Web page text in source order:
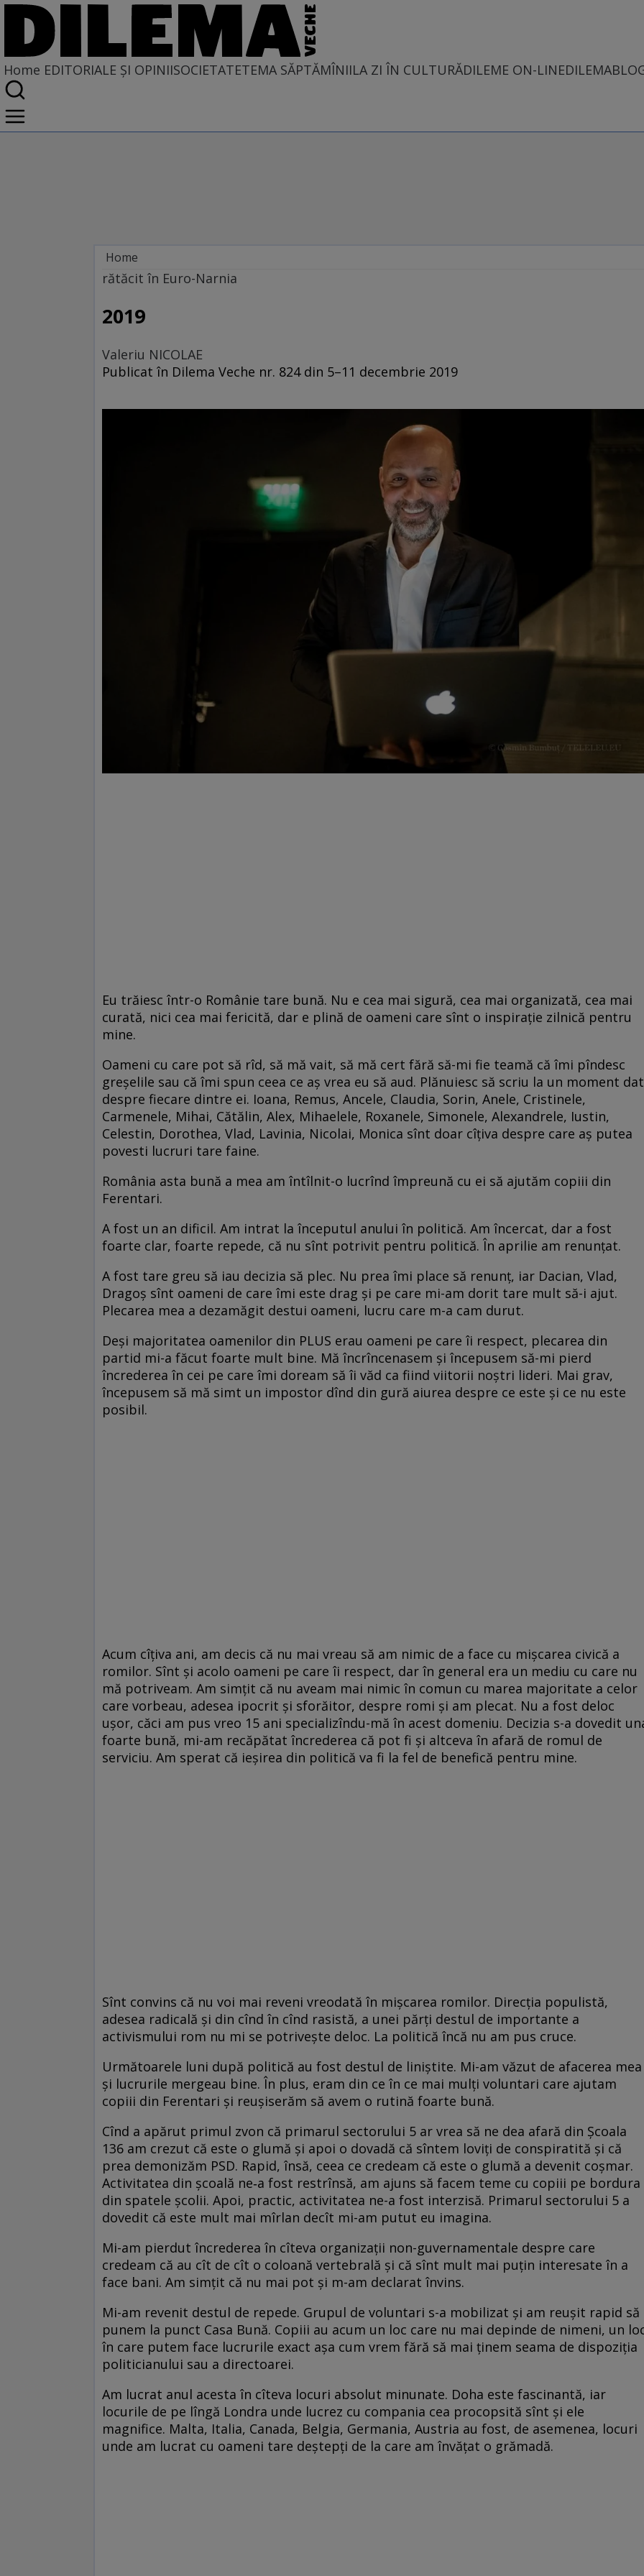
Home EDITORIALE ȘI OPINIISOCIETATETEMA SĂPTĂMÎNIILA ZI ÎN CULTURĂDILEME ON-LINE
Home
EDITORIALE ȘI OPINII
rătăcit în Euro-Narnia
2019
Valeriu NICOLAE
Publicat în Dilema Veche nr. 824 din 5–11 decembrie 2019
Eu trăiesc într-o Românie tare bună. Nu e cea mai sigură, cea mai organizată, cea mai
curată, nici cea mai fericită, dar e plină de oameni care sînt o inspirație zilnică pentru
mine.
Oameni cu care pot să rîd, să mă vait, să mă cert fără să-mi fie teamă că îmi pîndesc
greșelile sau că îmi spun ceea ce aș vrea eu să aud. Plănuiesc să scriu la un moment dat
despre fiecare dintre ei. Ioana, Remus, Ancele, Claudia, Sorin, Anele, Cristinele,
Carmenele, Mihai, Cătălin, Alex, Mihaelele, Roxanele, Simonele, Alexandrele, Iustin,
Celestin, Dorothea, Vlad, Lavinia, Nicolai, Monica sînt doar cîțiva despre care aș putea
povesti lucruri tare faine.
România asta bună a mea am întîlnit-o lucrînd împreună cu ei să ajutăm copiii din
Ferentari.
A fost un an dificil. Am intrat la începutul anului în politică. Am încercat, dar a fost
foarte clar, foarte repede, că nu sînt potrivit pentru politică. În aprilie am renunțat.
A fost tare greu să iau decizia să plec. Nu prea îmi place să renunț, iar Dacian, Vlad,
Dragoș sînt oameni de care îmi este drag și pe care mi-am dorit tare mult să-i ajut.
Plecarea mea a dezamăgit destui oameni, lucru care m-a cam durut.
Deși majoritatea oamenilor din PLUS erau oameni pe care îi respect, plecarea din
partid mi-a făcut foarte mult bine. Mă încrîncenasem și începusem să-mi pierd
încrederea în cei pe care îmi doream să îi văd ca fiind viitorii noștri lideri. Mai grav,
începusem să mă simt un impostor dînd din gură aiurea despre ce este și ce nu este
posibil.
Acum cîțiva ani, am decis că nu mai vreau să am nimic de a face cu mișcarea civică a
romilor. Sînt și acolo oameni pe care îi respect, dar în general era un mediu cu care nu
mă potriveam. Am simțit că nu aveam mai nimic în comun cu marea majoritate a celor
care vorbeau, adesea ipocrit și sforăitor, despre romi și am plecat. Nu a fost deloc
ușor, căci am pus vreo 15 ani specializîndu-mă în acest domeniu. Decizia s-a dovedit
foarte bună, mi-am recăpătat încrederea că pot fi și altceva în afară de romul de
serviciu. Am sperat că ieșirea din politică va fi la fel de benefică pentru mine.
Sînt convins că nu voi mai reveni vreodată în mișcarea romilor. Direcția populistă,
adesea radicală și din cînd în cînd rasistă, a unei părți destul de importante a
activismului rom nu mi se potrivește deloc. La politică încă nu am pus cruce.
Următoarele luni după politică au fost destul de liniștite. Mi-am văzut de afacerea mea
și lucrurile mergeau bine. În plus, eram din ce în ce mai mulți voluntari care ajutam
copiii din Ferentari și reușiserăm să avem o rutină foarte bună.
Cînd a apărut primul zvon că primarul sectorului 5 ar vrea să ne dea afară din Școala
136 am crezut că este o glumă și apoi o dovadă că sîntem loviți de conspiratită și că
prea demonizăm PSD. Rapid, însă, ceea ce credeam că este o glumă a devenit coșmar.
Activitatea din școală ne‑a fost restrînsă, am ajuns să facem teme cu copiii pe bordura
din spatele școlii. Apoi, practic, activitatea ne-a fost interzisă. Primarul sectorului 5 a
dovedit că este mult mai mîrlan decît mi-am putut eu imagina.
Mi-am pierdut încrederea în cîteva organizații non-guvernamentale despre care
credeam că au cît de cît o coloană vertebrală și că sînt mult mai puțin interesate în a
face bani. Am simțit că nu mai pot și m-am declarat învins.
Mi-am revenit destul de repede. Grupul de voluntari s-a mobilizat și am reușit rapid să
punem la punct Casa Bună. Copiii au acum un loc care nu mai depinde de nimeni, un
în care putem face lucrurile exact așa cum vrem fără să mai ținem seama de dispoziția
politicianului sau a directoarei.
Am lucrat anul acesta în cîteva locuri absolut minunate. Doha este fascinantă, iar
locurile de pe lîngă Londra unde lucrez cu compania cea procopsită sînt și ele
magnifice. Malta, Italia, Canada, Belgia, Germania, Austria au fost, de asemenea, locuri
unde am lucrat cu oameni tare deștepți de la care am învățat o grămadă.